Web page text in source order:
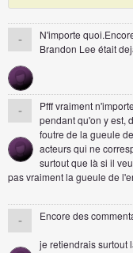
-
N'importe
Brandon Lee était
-
Pfff vraiment
pendant qu'on y est,
foutre de la gueule
acteurs qui ne
surtout que là si il
pas vraiment la gueule de
- Encore des
je retiendrais surtout